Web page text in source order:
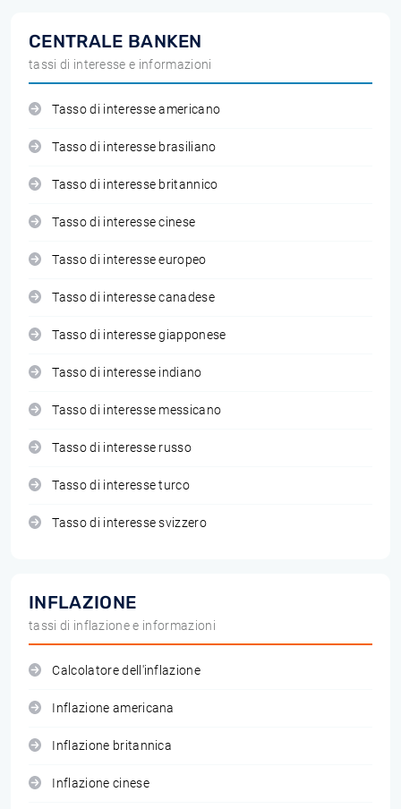
CENTRALE BANKEN
tassi di interesse e informazioni
Tasso di interesse americano
Tasso di interesse brasiliano
Tasso di interesse britannico
Tasso di interesse cinese
Tasso di interesse europeo
Tasso di interesse canadese
Tasso di interesse giapponese
Tasso di interesse indiano
Tasso di interesse messicano
Tasso di interesse russo
Tasso di interesse turco
Tasso di interesse svizzero
INFLAZIONE
tassi di inflazione e informazioni
Calcolatore dell'inflazione
Inflazione americana
Inflazione britannica
Inflazione cinese